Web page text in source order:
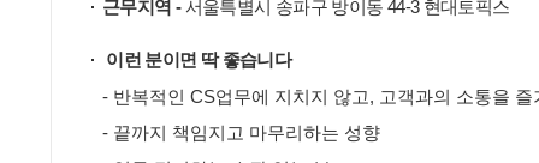
근무지역 -서울특별시 송파구 방이동 44-3 현대토픽스
이런 분이면 딱 좋습니다
- 반복적인 CS업무에 지치지 않고, 고객과의 소통을 즐
- 끝까지 책임지고 마무리하는 성향